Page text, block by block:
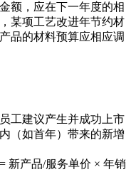
额，应在下一年度的相
某项工艺改进年节约材
品的材料预算应相应调
员工建议产生并成功上市
（如首年）带来的新增
新产品/服务单价 × 年销